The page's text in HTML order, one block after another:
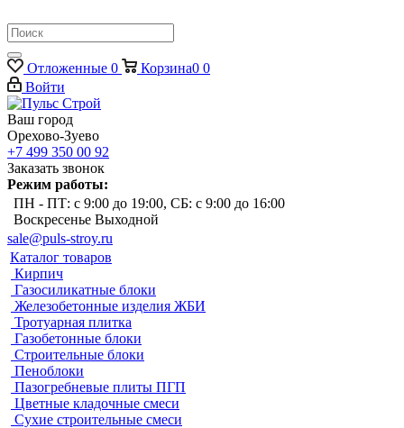
Отложенные 0 Корзина0 0
Войти
Ваш город
Орехово-Зуево
+7 499 350 00 92
Заказать звонок
Режим работы:
ПН - ПТ: с 9:00 до 19:00, СБ: с 9:00 до 16:00
Воскресенье Выходной
sale@puls-stroy.ru
Каталог товаров
Кирпич
Газосиликатные блоки
Железобетонные изделия ЖБИ
Тротуарная плитка
Газобетонные блоки
Строительные блоки
Пеноблоки
Пазогребневые плиты ПГП
Цветные кладочные смеси
Сухие строительные смеси